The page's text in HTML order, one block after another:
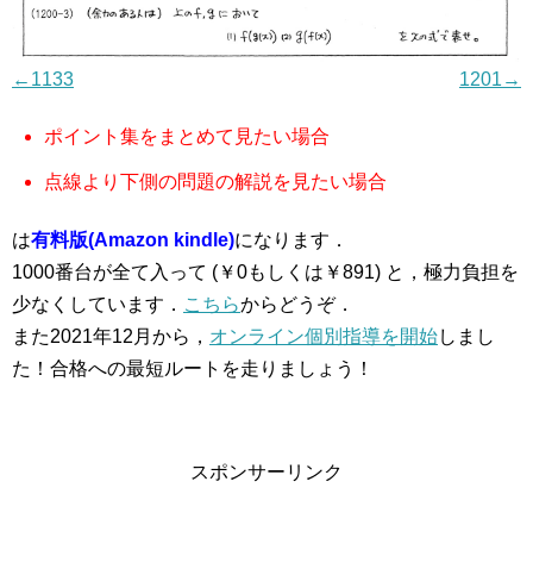
←1133 1201→
ポイント集をまとめて見たい場合
点線より下側の問題の解説を見たい場合
は有料版(Amazon kindle)になります．
1000番台が全て入って (￥0もしくは￥891) と，極力負担を
少なくしています． こちらからどうぞ．
また2021年12月から， オンライン個別指導を開始しまし
た！合格への最短ルートを走りましょう！
スポンサーリンク